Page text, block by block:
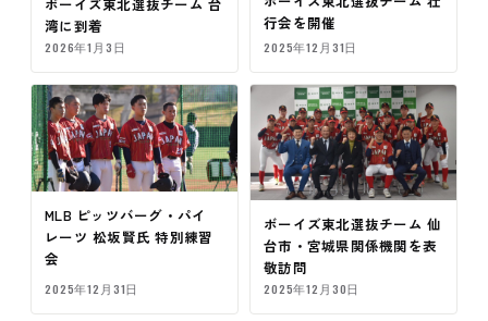
ボーイズ東北選抜チーム 台
湾に到着
2026年1月3日
行会を開催
2025年12月31日
MLB ピッツバーグ・パイ
レーツ 松坂賢氏 特別練習
会
2025年12月31日
ボーイズ東北選抜チーム 仙
台市・宮城県関係機関を表
敬訪問
2025年12月30日